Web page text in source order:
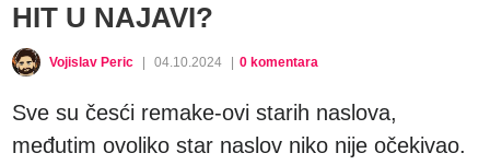
HIT U NAJAVI?
Vojislav Peric 04.10.2024 0 komentara
Sve su česći remake-ovi starih naslova,
međutim ovoliko star naslov niko nije očekivao.